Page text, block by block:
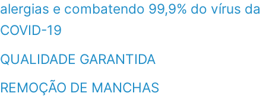
alergias e combatendo 99,9% do vírus da
COVID-19
QUALIDADE GARANTIDA
REMOÇÃO DE MANCHAS